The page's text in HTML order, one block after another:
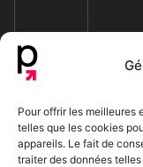
Pour offrir les meilleures
telles que les cookies
appareils. Le fait de
traiter des données